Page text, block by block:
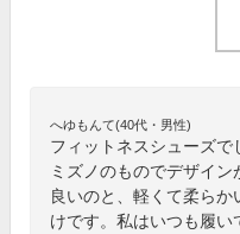
へゆもんて(40代・男性)
フィットネスシューズで
ミズノのものでデザイ
良いのと、軽くて柔ら
けです。私はいつも履い